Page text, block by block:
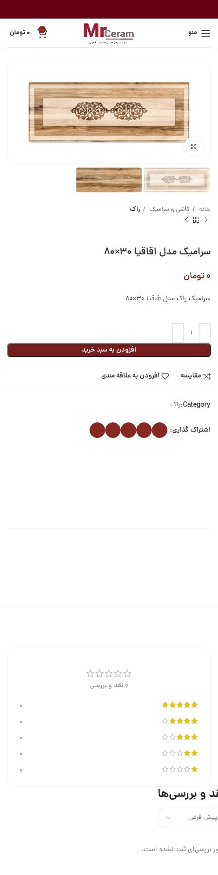
منو 0 ۰تومان
خانه کاشی و سرامیک راک
سرامیک مدل اقاقیا ۳۰×۸۰
۰تومان
سرامیک راک مدل اقاقیا 30×80
افزودن به سبد خرید
مقایسه افزودن به علاقه مندی
Category: راک
اشتراک گذاری:
0 نقد و بررسی
0
0
0
0
0
و بررسی‌ها
بررسی‌ای ثبت نشده است.